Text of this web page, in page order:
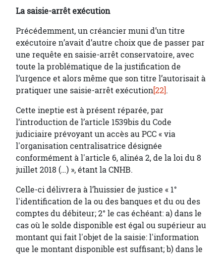
La saisie-arrêt exécution
Précédemment, un créancier muni d’un titre
exécutoire n’avait d’autre choix que de passer par
une requête en saisie-arrêt conservatoire, avec
toute la problématique de la justification de
l’urgence et alors même que son titre l’autorisait à
pratiquer une saisie-arrêt exécution[22].
Cette ineptie est à présent réparée, par
l’introduction de l’article 1539bis du Code
judiciaire prévoyant un accès au PCC « via
l'organisation centralisatrice désignée
conformément à l'article 6, alinéa 2, de la loi du 8
juillet 2018 (…) », étant la CNHB.
Celle-ci délivrera à l’huissier de justice « 1°
l'identification de la ou des banques et du ou des
comptes du débiteur; 2° le cas échéant: a) dans le
cas où le solde disponible est égal ou supérieur au
montant qui fait l'objet de la saisie: l'information
que le montant disponible est suffisant; b) dans le